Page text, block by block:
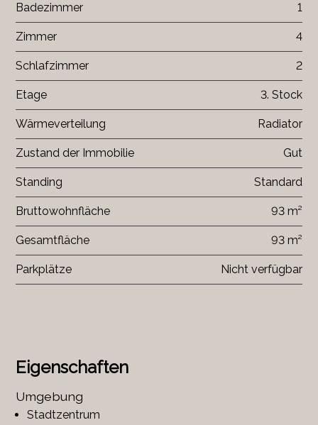
Eigenschaften
Umgebung
Stadtzentrum
Badezimmer 1
Zimmer 4
Schlafzimmer 2
Etage 3. Stock
Wärmeverteilung Radiator
Zustand der Immobilie Gut
Standing Standard
Bruttowohnfläche 93 m²
Gesamtfläche 93 m²
Parkplätze Nicht verfügbar